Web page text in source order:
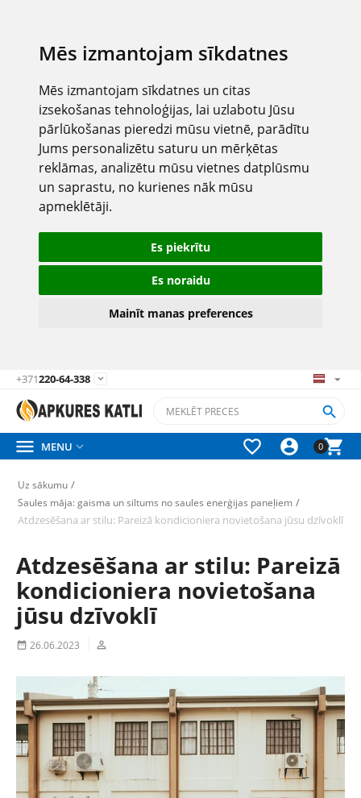
Mēs izmantojam sīkdatnes
Mēs izmantojam sīkdatnes un citas
izsekošanas tehnoloģijas, lai uzlabotu Jūsu
pārlūkošanas pieredzi mūsu vietnē, parādītu
Jums personalizētu saturu un mērķētas
reklāmas, analizētu mūsu vietnes datplūsmu
un saprastu, no kurienes nāk mūsu
apmeklētāji.
Es piekrītu
Es noraidu
Mainīt manas preferences
+371220-64-338 
0



 MENU 
Uz sākumu /
Saules māja: gaisma un siltums no saules enerģijas paneļiem /
Atdzesēšana ar stilu: Pareizā kondicioniera novietošana jūsu dzīvoklī
Atdzesēšana ar stilu: Pareizā
kondicioniera novietošana
jūsu dzīvoklī
 26.06.2023 